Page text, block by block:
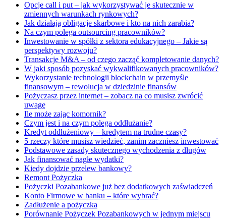
Opcje call i put – jak wykorzystywać je skutecznie w
zmiennych warunkach rynkowych?
Jak działają obligacje skarbowe i kto na nich zarabia?
Na czym polega outsourcing pracowników?
Inwestowanie w spółki z sektora edukacyjnego – Jakie są
perspektywy rozwoju?
Transakcje M&A – od czego zacząć kompletowanie danych?
W jaki sposób pozyskać wykwalifikowanych pracowników?
Wykorzystanie technologii blockchain w przemyśle
finansowym – rewolucja w dziedzinie finansów
Pożyczasz przez internet – zobacz na co musisz zwrócić
uwagę
Ile może zając komornik?
Czym jest i na czym polega oddłużanie?
Kredyt oddłużeniowy – kredytem na trudne czasy?
5 rzeczy które musisz wiedzieć, zanim zaczniesz inwestować
Podstawowe zasady skutecznego wychodzenia z długów
Jak finansować nagłe wydatki?
Kiedy dojdzie przelew bankowy?
Remont Pożyczka
Pożyczki Pozabankowe już bez dodatkowych zaświadczeń
Konto Firmowe w banku – które wybrać?
Zadłużenie a pożyczka
Porównanie Pożyczek Pozabankowych w jednym miejscu